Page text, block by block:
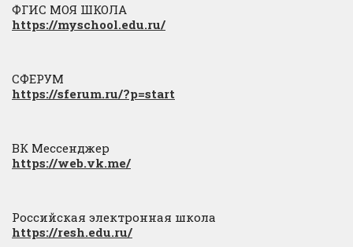
ФГИС МОЯ ШКОЛА
https://myschool.edu.ru/
СФЕРУМ
https://sferum.ru/?p=start
ВК Мессенджер
https://web.vk.me/
Российская электронная школа
https://resh.edu.ru/